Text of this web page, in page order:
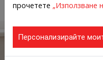
прочетете „Използване
Персонализирайте